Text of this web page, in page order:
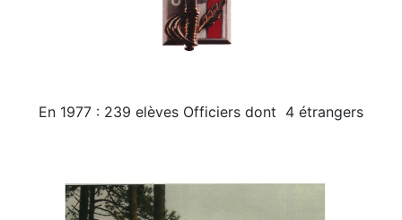
En 1977 : 239 elèves Officiers dont 4 étrangers